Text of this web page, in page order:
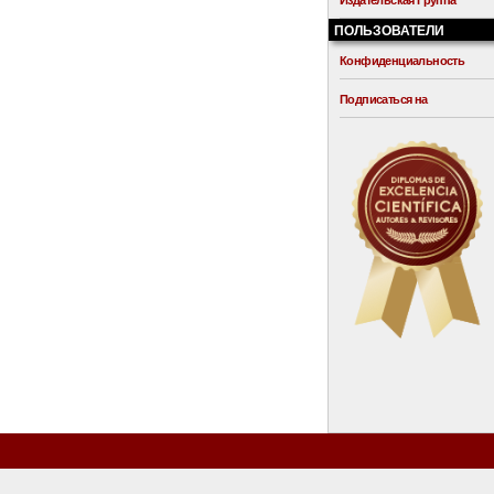
ПОЛЬЗОВАТЕЛИ
Конфиденциальность
Подписаться на